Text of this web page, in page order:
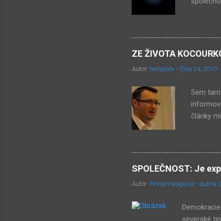
prostě
toto
ZE ŽIVOTA
Autor: template -října 04, 2010
Sem
články
aby
čtěte
stalo?
od
SPOLEČNOST: Je
Autor: Finrod Felagund -dubna
severské